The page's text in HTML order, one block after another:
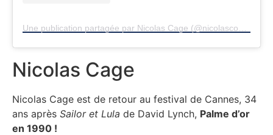
Nicolas Cage
Nicolas Cage est de retour au festival de Cannes, 34
ans après Sailor et Lula de David Lynch, Palme d’or
en 1990 !